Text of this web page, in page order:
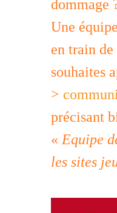
dommage
Une
en train
souhaites
>
précisant
« Equipe
les sites